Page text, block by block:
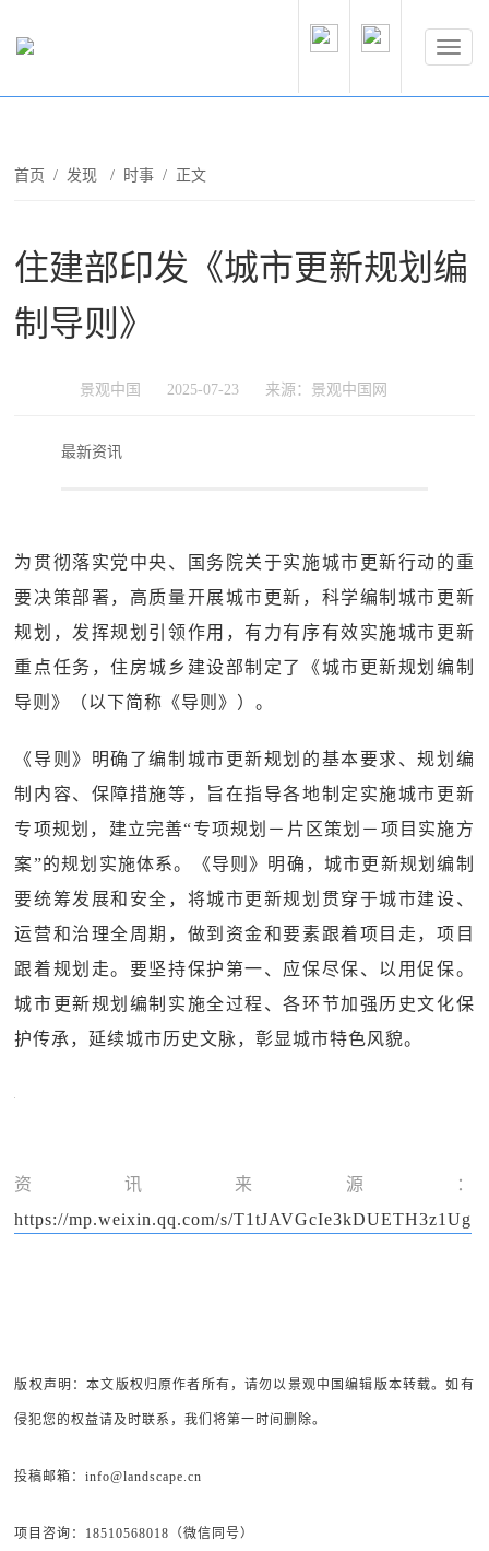
首页 /发现 / 时事 / 正文
住建部印发《城市更新规划编
制导则》
景观中国 2025-07-23 来源：景观中国网
最新资讯
为贯彻落实党中央、国务院关于实施城市更新行动的重
要决策部署，高质量开展城市更新，科学编制城市更新
规划，发挥规划引领作用，有力有序有效实施城市更新
重点任务，住房城乡建设部制定了《城市更新规划编制
导则》（以下简称《导则》）。
《导则》明确了编制城市更新规划的基本要求、规划编
制内容、保障措施等，旨在指导各地制定实施城市更新
专项规划，建立完善“专项规划－片区策划－项目实施方
案”的规划实施体系。《导则》明确，城市更新规划编制
要统筹发展和安全，将城市更新规划贯穿于城市建设、
运营和治理全周期，做到资金和要素跟着项目走，项目
跟着规划走。要坚持保护第一、应保尽保、以用促保。
城市更新规划编制实施全过程、各环节加强历史文化保
护传承，延续城市历史文脉，彰显城市特色风貌。
资讯来源：
https://mp.weixin.qq.com/s/T1tJAVGcIe3kDUETH3z1Ug
版权声明：本文版权归原作者所有，请勿以景观中国编辑版本转载。如有
侵犯您的权益请及时联系，我们将第一时间删除。
投稿邮箱：info@landscape.cn
项目咨询：18510568018（微信同号）